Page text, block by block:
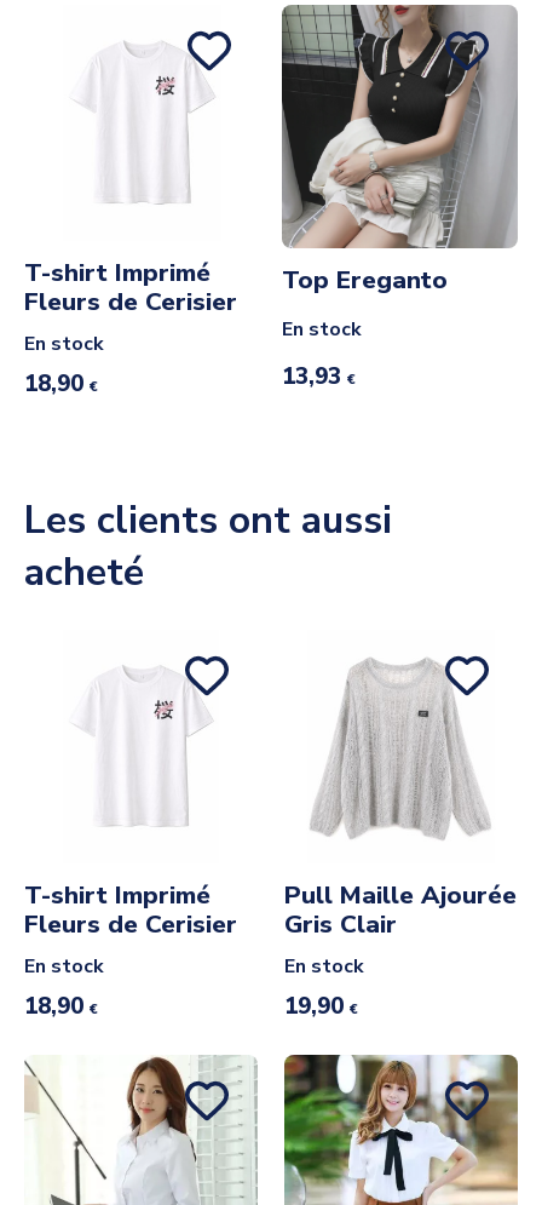
T-shirt Imprimé
Fleurs de Cerisier
En stock
18,90 €
Top Ereganto
En stock
13,93 €
Les clients ont aussi
acheté
T-shirt Imprimé
Fleurs de Cerisier
En stock
18,90 €
Pull Maille Ajourée
Gris Clair
En stock
19,90 €